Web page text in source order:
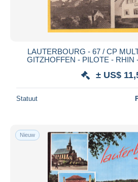
Alle looptijden
Eindigt binnen
Prijs
Gratis levering
Betaalmiddelen
PayPal
LAUTERBOURG - 67 / CP
GITZHOFFEN - PILOTE - RHIN
± US$
Statuut
Nieuw